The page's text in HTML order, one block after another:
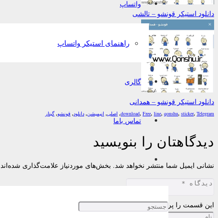
واتساپ
راهنمای استیکر واتساپ
گالری
تماس باما
دانلود استیکر قونشو – تالشی
دانلود استیکر قونشو – همدانی
download, Free, line, qonshu, sticker, Telegram
, اصلی, انیمیشن, دانلود, قونشو, گیتار
دیدگاهتان را بنویسید
نشانی ایمیل شما منتشر نخواهد شد. بخش‌های موردنیاز علامت‌گذاری
این قسمت را پر کنید